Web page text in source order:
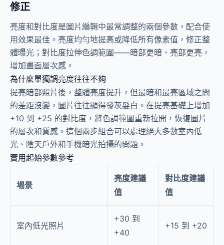
修正
亮度和對比度是圖片編輯中最常調整的兩個參數，配合使
用效果最佳。亮度均勻地提高或降低所有像素值，修正整
體曝光；對比度拉伸色調範圍——暗部更暗、亮部更亮，
增加畫面層次感。
為什麼單獨調亮度往往不夠
提亮暗部照片後，整體亮度提升，但最暗和最亮區域之間
的差距沒變，圖片往往顯得發灰髮白。在提亮基礎上增加
+10 到 +25 的對比度，將色調範圍重新拉開，恢復圖片
的層次和質感。這個兩步組合可以處理絕大多數室內低
光、陰天戶外和手機暗光拍攝的問題。
實用起始參數參考
場景
亮度建議
值
對比度建議
值
室內低光照片
+30 到
+40
+15 到 +20